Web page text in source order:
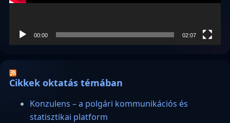
00:00 02:07
Cikkek oktatás témában
Konzulens – a polgári kommunikációs és
statisztikai platform